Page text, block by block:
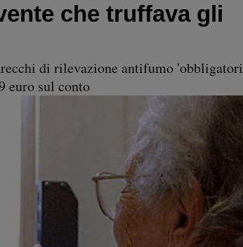
che truffava gli
di rilevazione antifumo 'obbligatori
euro sul conto